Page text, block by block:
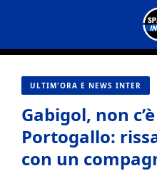
contenuto
ULTIM'ORA E NEWS INTER
Gabigol, non
Portogallo:
con un